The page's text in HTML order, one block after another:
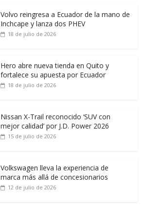
Volvo reingresa a Ecuador de la mano de
Inchcape y lanza dos PHEV
18 de julio de 2026
Hero abre nueva tienda en Quito y
fortalece su apuesta por Ecuador
18 de julio de 2026
Nissan X-Trail reconocido ‘SUV con
mejor calidad’ por J.D. Power 2026
15 de julio de 2026
Volkswagen lleva la experiencia de
marca más allá de concesionarios
12 de julio de 2026